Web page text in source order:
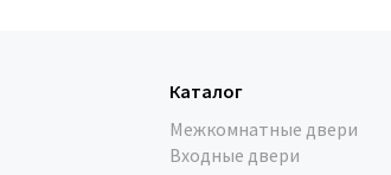
Каталог
Межкомнатные двери
Входные двери